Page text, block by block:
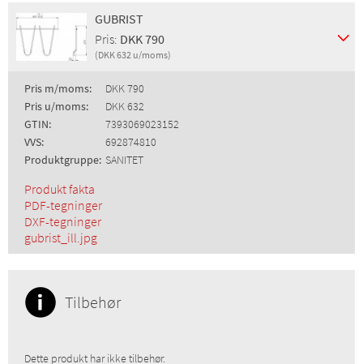
GUBRIST
Pris: DKK 790
(DKK 632 u/moms)
Pris m/moms:
DKK 790
Pris u/moms:
DKK 632
GTIN:
7393069023152
VVS:
692874810
Produktgruppe: SANITET
Produkt fakta
PDF-tegninger
DXF-tegninger
gubrist_ill.jpg
Tilbehør
Dette produkt har ikke tilbehør.